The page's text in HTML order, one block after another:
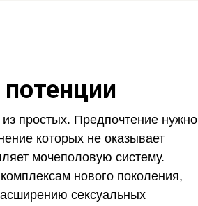
простых. Предпочтение нужно
которых не оказывает
мочеполовую систему.
нового поколения,
сексуальных